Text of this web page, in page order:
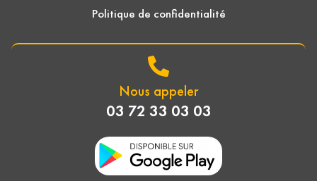
Politique de confidentialité
Nous appeler
03 72 33 03 03